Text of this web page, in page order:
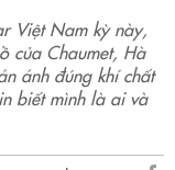
Việt Nam kỳ này,
của Chaumet, Hà
ánh đúng khí chất
biết mình là ai và